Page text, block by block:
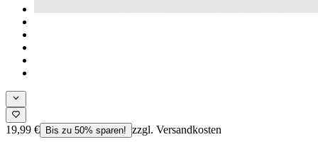
19,99 € Bis zu 50% sparen! zzgl. Versandkosten